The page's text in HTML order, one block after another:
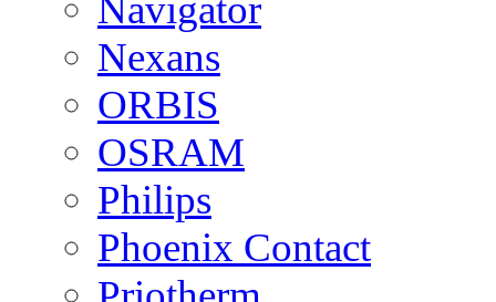
Navigator
Nexans
ORBIS
OSRAM
Philips
Phoenix Contact